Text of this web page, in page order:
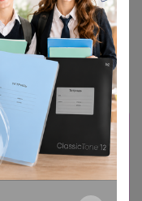
карамель с
250г, Зерно
доступна